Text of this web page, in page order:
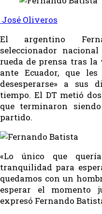
José Oliveros
El argentino
seleccionador
rueda de prensa tras
ante Ecuador, que
desesperarse» a sus
tiempo. El DT metió
que terminaron
partido.
«Lo único que
tranquilidad para
quedamos con un
esperar el momento
expresó Fernando